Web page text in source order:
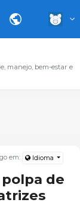
manejo, bem-estar e
em: Idioma
de